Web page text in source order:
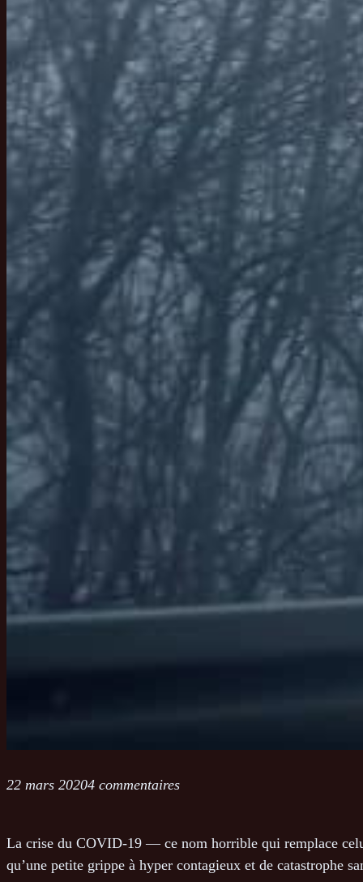
22 mars 20204 commentaires
La crise du COVID-19 — ce nom horrible qui remplace
qu’une petite grippe à hyper contagieux et de catastrophe